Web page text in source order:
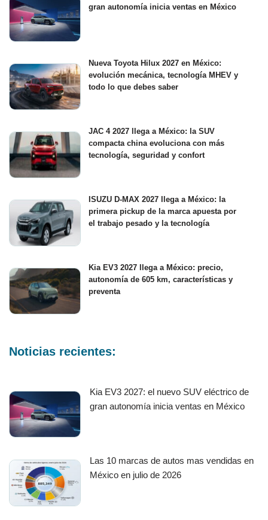
gran autonomía inicia ventas en México
Nueva Toyota Hilux 2027 en México:
evolución mecánica, tecnología MHEV y
todo lo que debes saber
JAC 4 2027 llega a México: la SUV
compacta china evoluciona con más
tecnología, seguridad y confort
ISUZU D-MAX 2027 llega a México: la
primera pickup de la marca apuesta por
el trabajo pesado y la tecnología
Kia EV3 2027 llega a México: precio,
autonomía de 605 km, características y
preventa
Noticias recientes:
Kia EV3 2027: el nuevo SUV eléctrico de
gran autonomía inicia ventas en México
Las 10 marcas de autos mas vendidas en
México en julio de 2026